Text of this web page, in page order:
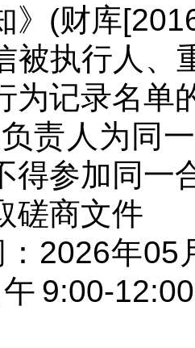
》(财库
被执行人、
为记录名单
责人为同
得参加同一
磋商文件
2026年05
9:00-